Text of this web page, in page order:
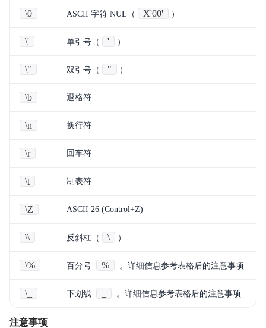
Palo for PostgreSQL
\0 ASCII 字符 NUL（ X'00' ）
\' 单引号（ ' ）
\" 双引号（ " ）
\b 退格符
\n 换行符
\r 回车符
\t 制表符
\Z ASCII 26 (Control+Z)
\\ 反斜杠（ \ ）
\% 百分号 % 。详细信息参考表格后的注意事项
\_ 下划线 。详细信息参考表格后的注意事项
注意事项